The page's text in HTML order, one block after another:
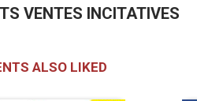
VENTES INCITATIVES
ALSO LIKED